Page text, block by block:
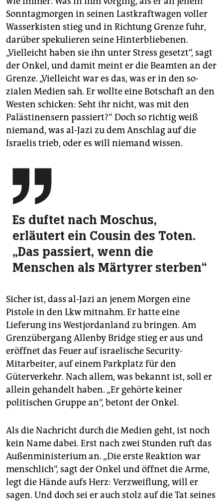
Sonntagmorgen in seinen Lastkraftwagen voller
Wasserkisten stieg und in Richtung Grenze fuhr,
darüber spekulieren seine Hinterbliebenen.
„Vielleicht haben sie ihn unter Stress gesetzt“, sagt
der Onkel, und damit meint er die Beamten an der
Grenze. „Vielleicht war es das, was er in den so­
zialen Medien sah. Er wollte eine Botschaft an den
Westen schicken: Seht ihr nicht, was mit den
Palästinensern passiert?“ Doch so richtig weiß
niemand, was al-Jazi zu dem Anschlag auf die
Israelis trieb, oder es will niemand wissen.

Es duftet nach Moschus,
erläutert ein Cousin des Toten.
„Das passiert, wenn die
Menschen als Märtyrer sterben“
Sicher ist, dass al-Jazi an jenem Morgen eine
Pistole in den Lkw mitnahm. Er hatte eine
Lieferung ins Westjordanland zu bringen. Am
Grenzübergang Allenby Bridge stieg er aus und
eröffnet das Feuer auf israelische Security-
Mitarbeiter, auf einem Parkplatz für den
Güterverkehr. Nach allem, was bekannt ist, soll er
allein gehandelt haben. „Er gehörte keiner
politischen Gruppe an“, betont der Onkel.
Als die Nachricht durch die Medien geht, ist noch
kein Name dabei. Erst nach zwei Stunden ruft das
Außenministerium an. „Die erste Reaktion war
menschlich“, sagt der Onkel und öffnet die Arme,
legt die Hände aufs Herz: Verzweiflung, will er
sagen. Und doch sei er auch stolz auf die Tat seines